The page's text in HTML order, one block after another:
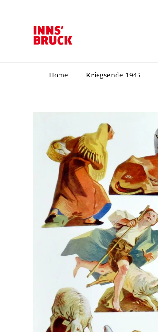
Home Kriegsende 1945